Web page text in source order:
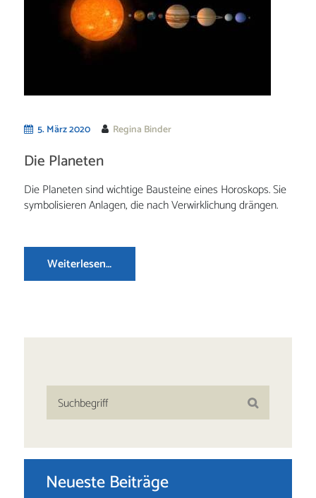
5. März 2020 Regina Binder
Die Planeten
Die Planeten sind wichtige Bausteine eines Horoskops. Sie
symbolisieren Anlagen, die nach Verwirklichung drängen.
Weiterlesen…
Neueste Beiträge